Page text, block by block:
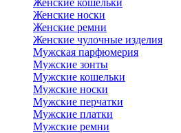
Женские кошельки
Женские носки
Женские ремни
Женские чулочные изделия
Мужская парфюмерия
Мужские зонты
Мужские кошельки
Мужские носки
Мужские перчатки
Мужские платки
Мужские ремни